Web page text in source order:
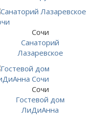
Сочи
Санаторий
Лазаревское
Сочи
Гостевой дом
ЛиДиАнна